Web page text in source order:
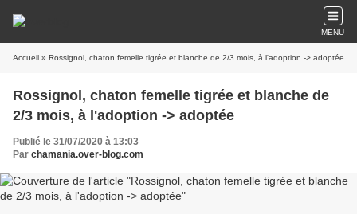
MENU
Accueil » Rossignol, chaton femelle tigrée et blanche de 2/3 mois, à l'adoption -> adoptée
Rossignol, chaton femelle tigrée et blanche de
2/3 mois, à l'adoption -> adoptée
Publié le 31/07/2020 à 13:03
Par chamania.over-blog.com